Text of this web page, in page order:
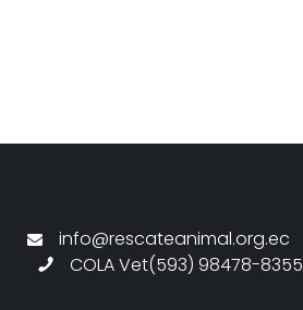
info@rescateanimal.org.ec
COLA Vet(593) 98478-8355